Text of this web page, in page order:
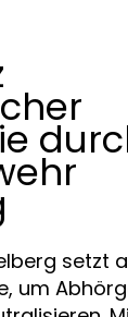
setzt
um